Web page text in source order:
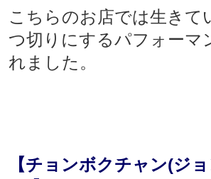
こちらのお店では生きて
つ切りにするパフォーマ
れました。
【チョンボクチャン(ジ